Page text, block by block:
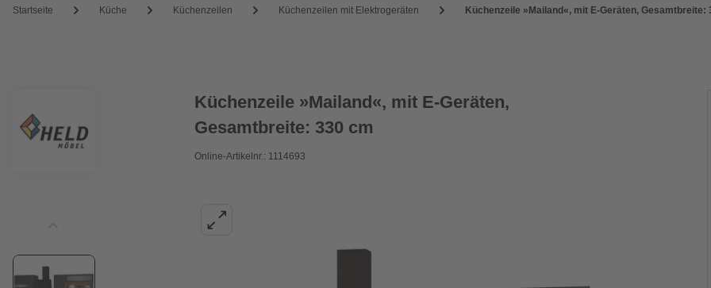
Startseite Küche Küchenzeilen Küchenzeilen mit Elektrogeräten Küchenzeile »Mailand«, mit E-Geräten, Gesamtbreite:
Küchenzeile »Mailand«, mit E-Geräten,
Gesamtbreite: 330 cm
Online-Artikelnr.: 1114693